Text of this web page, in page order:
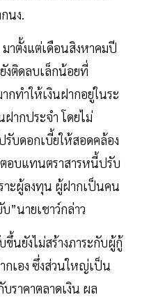
นง.
าตั้งแต่เดือนสิงหาคมปี
งติดลบเล็กน้อยที่
กทำให้เงินฝากอยู่ในระ
ากประจำ โดยไม่
บดอกเบี้ยให้สอดคล้อง
อบแทนตราสารหนี้ปรับ
ะผู้ลงทุน ผู้ฝากเป็นคน
”นายเชาว์กล่าว
ขึ้นยังไม่สร้างภาระกับผู้กู้
กเอง ซึ่งส่วนใหญ่เป็น
ราคาตลาดเงิน ผล